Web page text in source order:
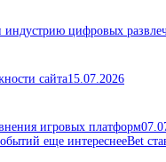
индустрию цифровых
сайта15.07.2026
игровых платформ
Bet